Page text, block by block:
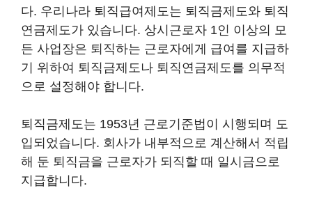
다. 우리나라 퇴직급여제도는 퇴직금제도와 퇴직
연금제도가 있습니다. 상시근로자 1인 이상의 모
든 사업장은 퇴직하는 근로자에게 급여를 지급하
기 위하여 퇴직금제도나 퇴직연금제도를 의무적
으로 설정해야 합니다.
퇴직금제도는 1953년 근로기준법이 시행되며 도
입되었습니다. 회사가 내부적으로 계산해서 적립
해 둔 퇴직금을 근로자가 되직할 때 일시금으로
지급합니다.